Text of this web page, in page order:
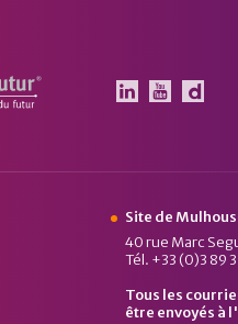
Le Pôle
Le
Site de
40 rue Marc
Tél. +33 (0)3 89
Tous les
être envoyés à